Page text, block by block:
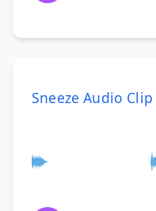
Sneeze Audio Clip